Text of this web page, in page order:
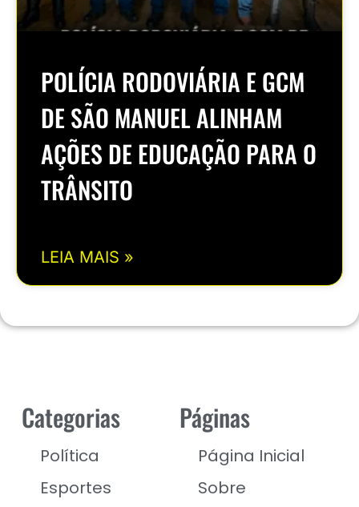
POLÍCIA RODOVIÁRIA E GCM
DE SÃO MANUEL ALINHAM
AÇÕES DE EDUCAÇÃO PARA O
TRÂNSITO
LEIA MAIS »
Categorias
Política
Esportes
Páginas
Página Inicial
Sobre